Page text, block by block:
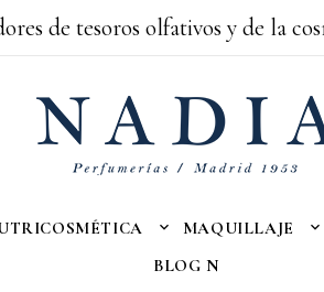
de tesoros olfativos y de la
MAQUILLAJE
BLOG N